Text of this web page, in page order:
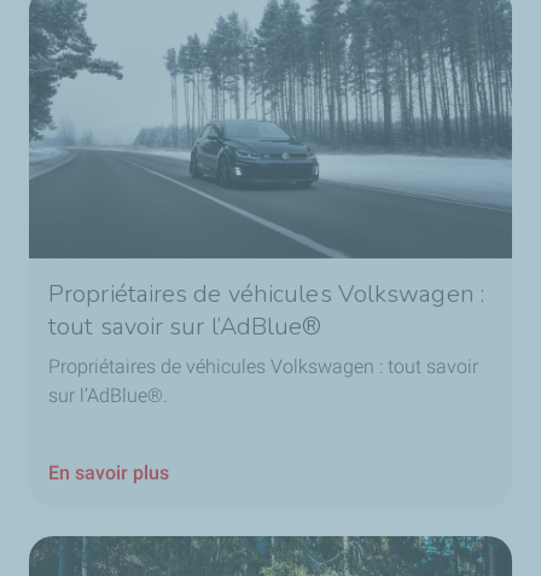
Propriétaires de véhicules Volkswagen :
tout savoir sur l’AdBlue®
Propriétaires de véhicules Volkswagen : tout savoir
sur l’AdBlue®.
En savoir plus